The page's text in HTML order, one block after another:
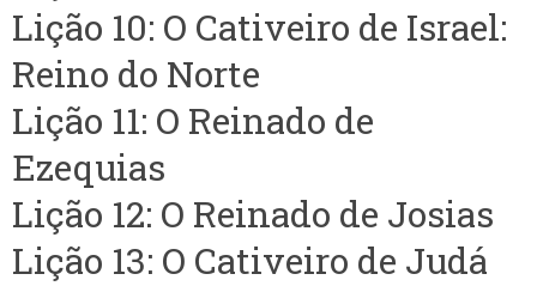
Lição 10: O Cativeiro de Israel:
Reino do Norte
Lição 11: O Reinado de
Ezequias
Lição 12: O Reinado de Josias
Lição 13: O Cativeiro de Judá